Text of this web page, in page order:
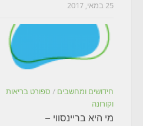
25 במאי, 2017
חידושים ומחשבים / ספורט בריאות
וקורונה
מי היא בריינסווי –